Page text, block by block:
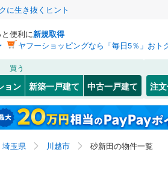
生き抜くヒント
便利に新規取得
ヤフーショッピングなら「毎日5％」おト
買う
ョン 新築一戸建て 中古一戸建て 注
埼玉県 川越市 砂新田の物件一覧
岩手 宮城 秋田
神奈川 埼玉 千葉
) 北区(35)
) 中央区(
31) 南区(
大字天
) 大字今福
波(1) 大字大袋
0) 川越線(1
イン（宇都宮～逗子）
湘南新宿
(0)
リノベーション
ョン・リフォーム
築古・
検索条件を保存
この検索条件の新着物件通知は、 マイ
埼玉県、川越市、砂新田